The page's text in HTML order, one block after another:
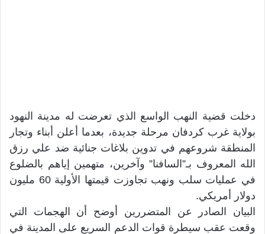
دخلت قضية النهب الواسع الذي تعرضت له مدينة النهود
بولاية غرب كردفان مرحلة جديدة، بعدما أعلن أبناء وتجار
المنطقة شروعهم في تدوين بلاغات جنائية ضد علي رزق
الله المعروف بـ”السافنا” وآخرين، متهمين إياهم بالضلوع
في عمليات سلب ونهب تجاوزت قيمتها الأولية 60 مليون
دولار أمريكي.
البيان الصادر عن المتضررين أوضح أن الهجمات التي
وقعت عقب سيطرة قوات الدعم السريع على المدينة في